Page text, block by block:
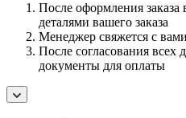
После оформления
деталями вашего заказа
Менеджер свяжется с
После согласования всех
документы для оплаты